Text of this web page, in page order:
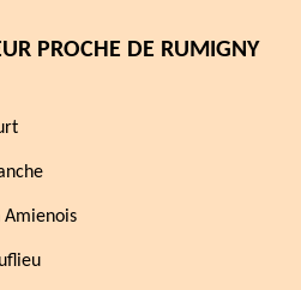
PROCHE DE RUMIGNY
Amienois